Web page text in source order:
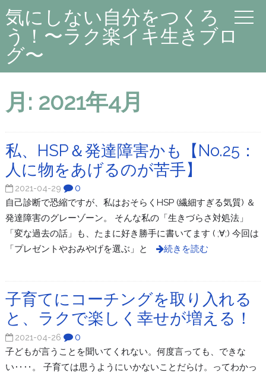
気にしない自分をつくろ
う！〜ラク楽イキ生きブロ
グ〜
月: 2021年4月
私、HSP＆発達障害かも【No.25：
人に物をあげるのが苦手】
2021-04-29 0
自己診断で恐縮ですが、私はおそらくHSP (繊細すぎる気質) ＆
発達障害のグレーゾーン。 そんな私の「生きづらさ対処法」
「変な過去の話」も、たまに好き勝手に書いてます ( ;∀;) 今回は
「プレゼントやおみやげを選ぶ」と
続きを読む
子育てにコーチングを取り入れる
と、ラクで楽しく幸せが増える！
2021-04-26 0
子どもが言うことを聞いてくれない。何度言っても、できな
い‥‥。 子育ては思うようにいかないことだらけ。ってわかっ